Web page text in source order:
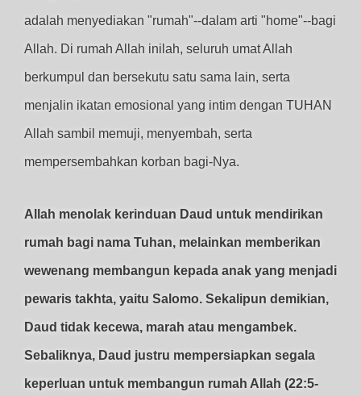
adalah menyediakan "rumah"--dalam arti "home"--bagi
Allah. Di rumah Allah inilah, seluruh umat Allah
berkumpul dan bersekutu satu sama lain, serta
menjalin ikatan emosional yang intim dengan TUHAN
Allah sambil memuji, menyembah, serta
mempersembahkan korban bagi-Nya.
Allah menolak kerinduan Daud untuk mendirikan
rumah bagi nama Tuhan, melainkan memberikan
wewenang membangun kepada anak yang menjadi
pewaris takhta, yaitu Salomo. Sekalipun demikian,
Daud tidak kecewa, marah atau mengambek.
Sebaliknya, Daud justru mempersiapkan segala
keperluan untuk membangun rumah Allah (22:5-